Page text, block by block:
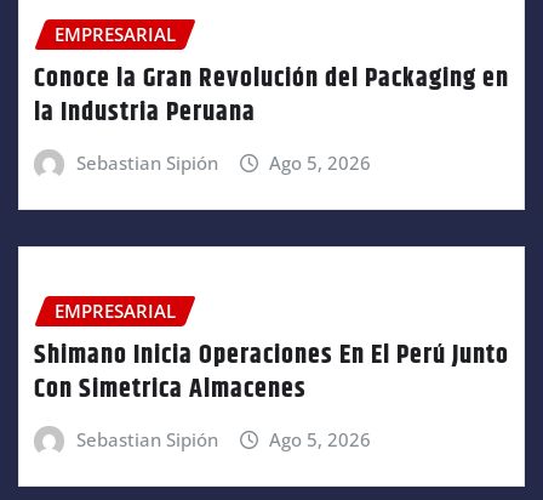
EMPRESARIAL
Conoce la Gran Revolución del Packaging en
la Industria Peruana
Sebastian Sipión Ago 5, 2026
EMPRESARIAL
Shimano Inicia Operaciones En El Perú Junto
Con Simetrica Almacenes
Sebastian Sipión Ago 5, 2026